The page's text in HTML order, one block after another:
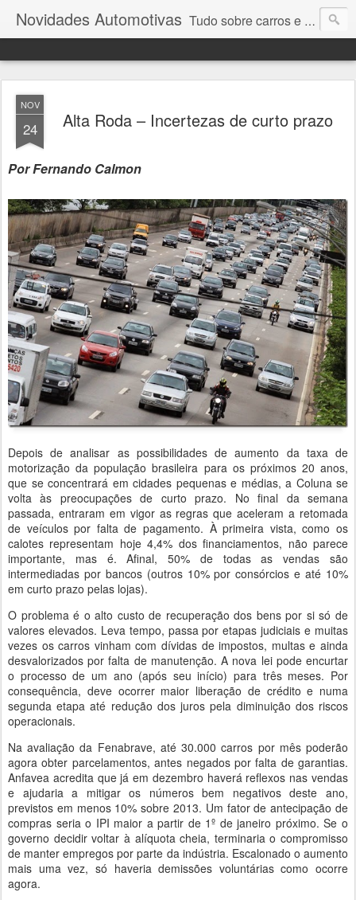
Novidades Automotivas Tudo sobre carros e motores
NOV
24 Alta Roda – Incertezas de curto prazo
Por Fernando Calmon
Depois de analisar as possibilidades de aumento da taxa de
motorização da população brasileira para os próximos 20 anos,
que se concentrará em cidades pequenas e médias, a Coluna se
volta às preocupações de curto prazo. No final da semana
passada, entraram em vigor as regras que aceleram a retomada
de veículos por falta de pagamento. À primeira vista, como os
calotes representam hoje 4,4% dos financiamentos, não parece
importante, mas é. Afinal, 50% de todas as vendas são
intermediadas por bancos (outros 10% por consórcios e até 10%
em curto prazo pelas lojas).
O problema é o alto custo de recuperação dos bens por si só de
valores elevados. Leva tempo, passa por etapas judiciais e muitas
vezes os carros vinham com dívidas de impostos, multas e ainda
desvalorizados por falta de manutenção. A nova lei pode encurtar
o processo de um ano (após seu início) para três meses. Por
consequência, deve ocorrer maior liberação de crédito e numa
segunda etapa até redução dos juros pela diminuição dos riscos
operacionais.
Na avaliação da Fenabrave, até 30.000 carros por mês poderão
agora obter parcelamentos, antes negados por falta de garantias.
Anfavea acredita que já em dezembro haverá reflexos nas vendas
e ajudaria a mitigar os números bem negativos deste ano,
previstos em menos 10% sobre 2013. Um fator de antecipação de
compras seria o IPI maior a partir de 1º de janeiro próximo. Se o
governo decidir voltar à alíquota cheia, terminaria o compromisso
de manter empregos por parte da indústria. Escalonado o aumento
mais uma vez, só haveria demissões voluntárias como ocorre
agora.